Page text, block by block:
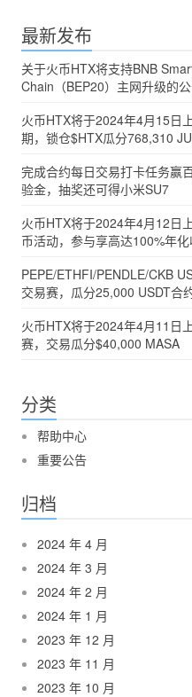
最新发布
关于火币HTX将支持BNB
Chain（BEP20）主网升级的
火币HTX将于2024年4月15日
期，锁仓$HTX瓜分768,310
完成合约每日交易打卡任务赢
验金，抽奖还可得小米SU7
火币HTX将于2024年4月12日
币活动，参与享高达100%年化
PEPE/ETHFI/PENDLE/CKB
交易赛，瓜分25,000 USDT合
火币HTX将于2024年4月11日
赛，交易瓜分$40,000 MASA
分类
帮助中心
重要公告
归档
2024 年 4 月
2024 年 3 月
2024 年 2 月
2024 年 1 月
2023 年 12 月
2023 年 11 月
2023 年 10 月